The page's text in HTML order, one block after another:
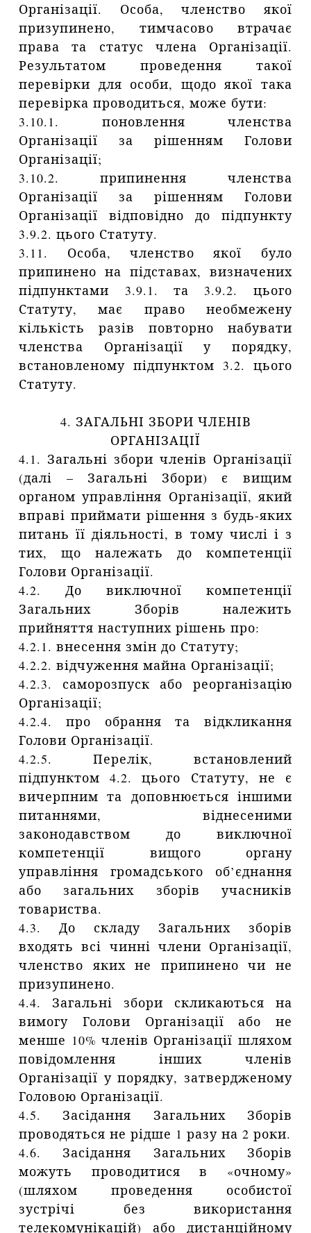
Організації. Особа, членство якої
призупинено, тимчасово втрачає
права та статус члена Організації.
Результатом проведення такої
перевірки для особи, щодо якої така
перевірка проводиться, може бути:
3.10.1. поновлення членства
Організації за рішенням Голови
Організації;
3.10.2. припинення членства
Організації за рішенням Голови
Організації відповідно до підпункту
3.9.2. цього Статуту.
3.11. Особа, членство якої було
припинено на підставах, визначених
підпунктами 3.9.1. та 3.9.2. цього
Статуту, має право необмежену
кількість разів повторно набувати
членства Організації у порядку,
встановленому підпунктом 3.2. цього
Статуту.
4. ЗАГАЛЬНІ ЗБОРИ ЧЛЕНІВ
ОРГАНІЗАЦІЇ
4.1. Загальні збори членів Організації
(далі – Загальні Збори) є вищим
органом управління Організації, який
вправі приймати рішення з будь-яких
питань її діяльності, в тому числі і з
тих, що належать до компетенції
Голови Організації.
4.2. До виключної компетенції
Загальних Зборів належить
прийняття наступних рішень про:
4.2.1. внесення змін до Статуту;
4.2.2. відчуження майна Організації;
4.2.3. саморозпуск або реорганізацію
Організації;
4.2.4. про обрання та відкликання
Голови Організації.
4.2.5. Перелік, встановлений
підпунктом 4.2. цього Статуту, не є
вичерпним та доповнюється іншими
питаннями, віднесеними
законодавством до виключної
компетенції вищого органу
управління громадського об’єднання
або загальних зборів учасників
товариства.
4.3. До складу Загальних зборів
входять всі чинні члени Організації,
членство яких не припинено чи не
призупинено.
4.4. Загальні збори скликаються на
вимогу Голови Організації або не
менше 10% членів Організації шляхом
повідомлення інших членів
Організації у порядку, затвердженому
Головою Організації.
4.5. Засідання Загальних Зборів
проводяться не рідше 1 разу на 2 роки.
4.6. Засідання Загальних Зборів
можуть проводитися в «очному»
(шляхом проведення особистої
зустрічі без використання
телекомунікацій) або дистанційному